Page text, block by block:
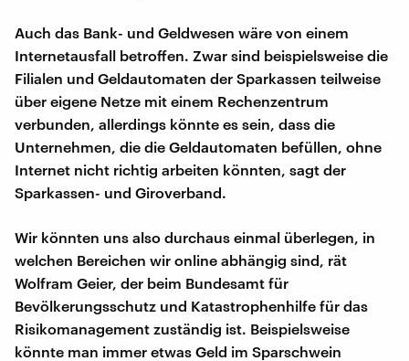
Auch das Bank- und Geldwesen wäre von einem
Internetausfall betroffen. Zwar sind beispielsweise die
Filialen und Geldautomaten der Sparkassen teilweise
über eigene Netze mit einem Rechenzentrum
verbunden, allerdings könnte es sein, dass die
Unternehmen, die die Geldautomaten befüllen, ohne
Internet nicht richtig arbeiten könnten, sagt der
Sparkassen- und Giroverband.
Wir könnten uns also durchaus einmal überlegen, in
welchen Bereichen wir online abhängig sind, rät
Wolfram Geier, der beim Bundesamt für
Bevölkerungsschutz und Katastrophenhilfe für das
Risikomanagement zuständig ist. Beispielsweise
könnte man immer etwas Geld im Sparschwein